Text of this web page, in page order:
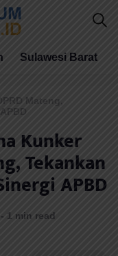
Sulawesi Barat
Mateng,
Kunker
Tekankan
APBD
1 min read